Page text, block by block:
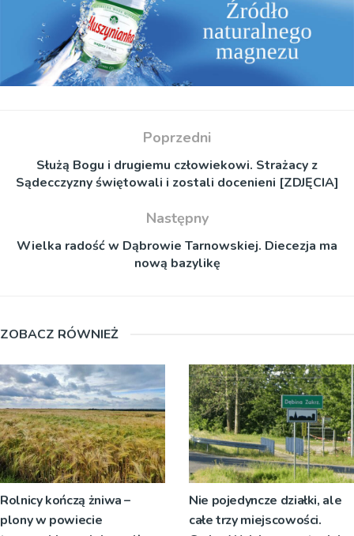
Poprzedni
Służą Bogu i drugiemu człowiekowi. Strażacy z
Sądecczyzny świętowali i zostali docenieni [ZDJĘCIA]
Następny
Wielka radość w Dąbrowie Tarnowskiej. Diecezja ma
nową bazylikę
ZOBACZ RÓWNIEŻ
Rolnicy kończą żniwa –
plony w powiecie
Nie pojedyncze działki, ale
całe trzy miejscowości.